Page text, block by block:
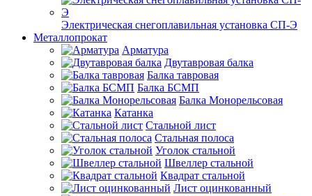
Электрическая снегоплавильная установка СП-Э
Металлопрокат
Арматура
Двутавровая балка
Балка тавровая
Балка БСМП
Балка Монорельсовая
Катанка
Стальной лист
Стальная полоса
Уголок стальной
Швеллер стальной
Квадрат стальной
Лист оцинкованный